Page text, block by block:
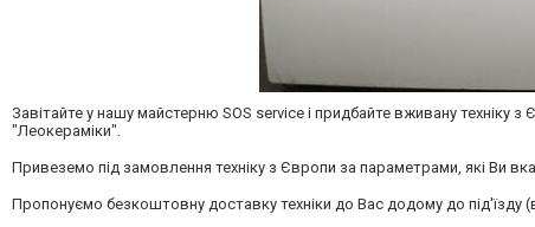
Завітайте у нашу майстерню SOS service і придбайте вживану
"Леокераміки".
Привеземо під замовлення техніку з Європи за параметрами, які Ви
Пропонуємо безкоштовну доставку техніки до Вас додому до під'їзду